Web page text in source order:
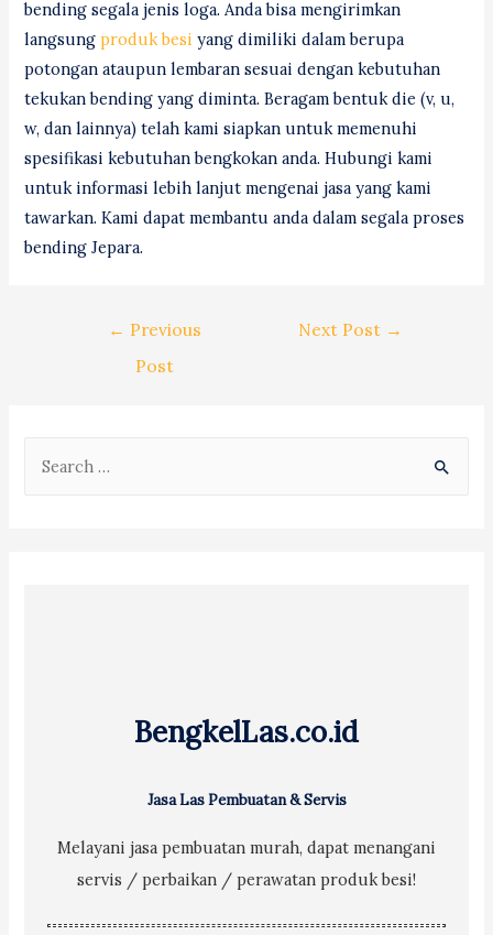
bending segala jenis loga. Anda bisa mengirimkan
langsungproduk besi yang dimiliki dalam berupa
potongan ataupun lembaran sesuai dengan kebutuhan
tekukan bending yang diminta. Beragam bentuk die (v, u,
w, dan lainnya) telah kami siapkan untuk memenuhi
spesifikasi kebutuhan bengkokan anda. Hubungi kami
untuk informasi lebih lanjut mengenai jasa yang kami
tawarkan. Kami dapat membantu anda dalam segala proses
bending Jepara.
← Previous
Post
Next Post →
BengkelLas.co.id
Jasa Las Pembuatan & Servis
Melayani jasa pembuatan murah, dapat menangani
servis / perbaikan / perawatan produk besi!